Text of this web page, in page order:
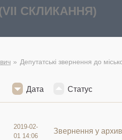
СКЛИКАННЯ)
Депутатські звернення до
Дата Статус
2019-02-
01 14:06
Звернення у